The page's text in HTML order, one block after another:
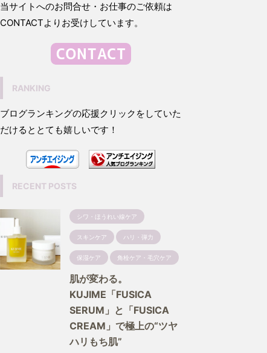
当サイトへのお問合せ・お仕事のご依頼は
CONTACTよりお受けしています。
RANKING
ブログランキングの応援クリックをしていた
だけるととても嬉しいです！
RECENT POSTS
シワ・ほうれい線ケア
スキンケア ハリ・弾力
保湿ケア 角栓ケア・毛穴ケア
肌が変わる。
KUJIME「FUSICA
SERUM」と「FUSICA
CREAM」で極上の“ツヤ
ハリもち肌”